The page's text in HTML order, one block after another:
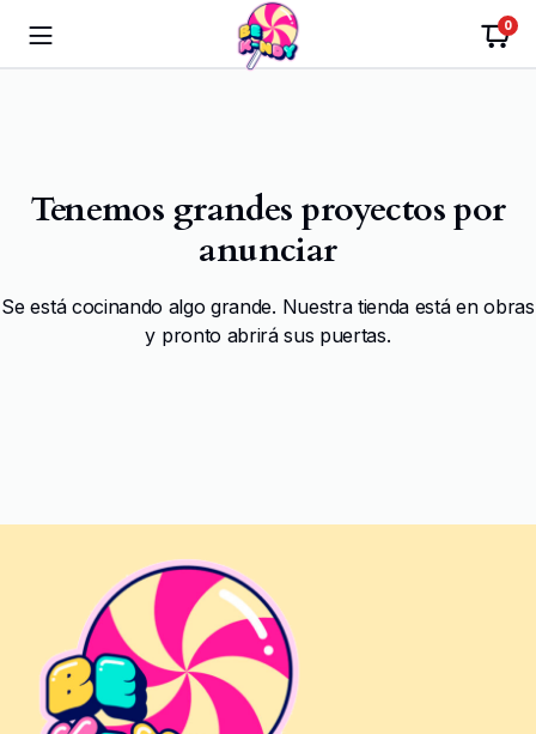
0
Tenemos grandes proyectos por
anunciar
Se está cocinando algo grande. Nuestra tienda está en obras
y pronto abrirá sus puertas.